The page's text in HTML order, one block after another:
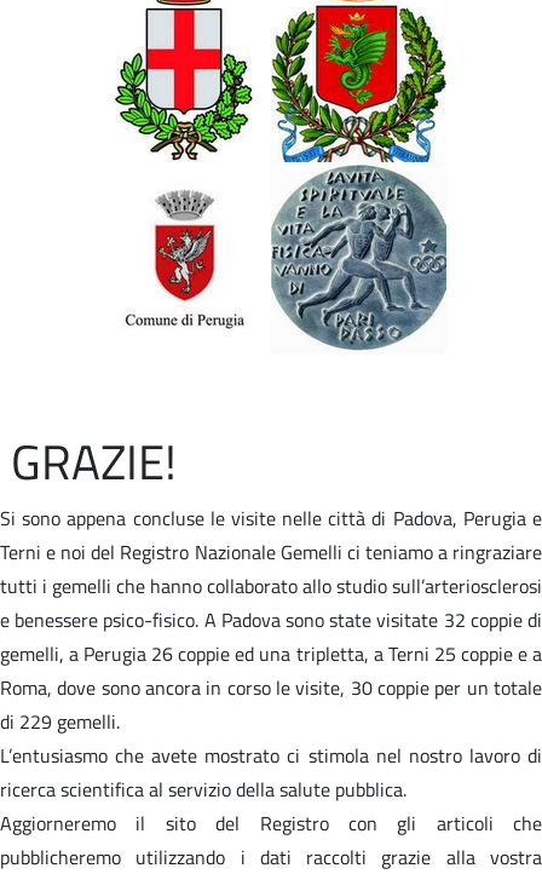
GRAZIE!
Si sono appena concluse le visite nelle città di Padova, Perugia e
Terni e noi del Registro Nazionale Gemelli ci teniamo a ringraziare
tutti i gemelli che hanno collaborato allo studio sull’arteriosclerosi
e benessere psico-fisico. A Padova sono state visitate 32 coppie di
gemelli, a Perugia 26 coppie ed una tripletta, a Terni 25 coppie e a
Roma, dove sono ancora in corso le visite, 30 coppie per un totale
di 229 gemelli.
L’entusiasmo che avete mostrato ci stimola nel nostro lavoro di
ricerca scientifica al servizio della salute pubblica.
Aggiorneremo il sito del Registro con gli articoli che
pubblicheremo utilizzando i dati raccolti grazie alla vostra